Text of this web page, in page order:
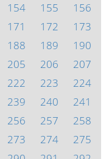
154 155
156
171 172
173
188 189
190
205 206
207
222 223
224
239 240
241
256 257
258
273 274
275